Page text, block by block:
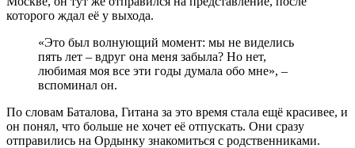
которого ждал её у выхода.
«Это был волнующий момент: мы не виделись
пять лет – вдруг она меня забыла? Но нет,
любимая моя все эти годы думала обо мне», –
вспоминал он.
По словам Баталова, Гитана за это время стала ещё красивее, и
он понял, что больше не хочет её отпускать. Они сразу
отправились на Ордынку знакомиться с родственниками.